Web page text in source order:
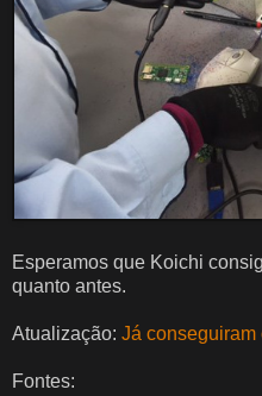
Esperamos que Koichi
quanto antes.
Atualização: Já conseguiram
Fontes: